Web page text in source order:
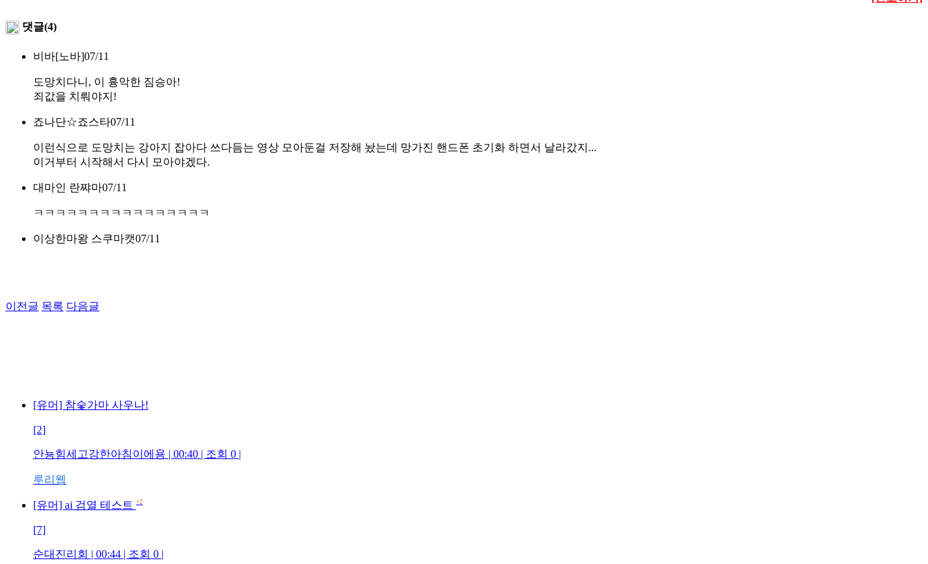
댓글(4)
비바[노바]07/11
도망치다니, 이 흉악한 짐승아!
죄값을 치뤄야지!
죠나단☆죠스타07/11
이런식으로 도망치는 강아지 잡아다 쓰다듬는 영상 모아둔걸 저장해 놨는데 망가진 핸드폰 초기화 하면서 날라갔지...
이거부터 시작해서 다시 모아야겠다.
대마인 란쨔마07/11
ㅋㅋㅋㅋㅋㅋㅋㅋㅋㅋㅋㅋㅋㅋㅋㅋ
이상한마왕 스쿠마캣07/11
이전글 목록 다음글
[유머] 참숯가마 사우나!
[2]
안뇽힘세고강한아침이에용 | 00:40 | 조회 0 |
루리웹
[유머] ai 검열 테스트 +2
[7]
순대진리회 | 00:44 | 조회 0 |